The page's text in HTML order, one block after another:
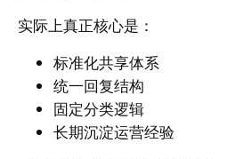
实际上真正核心是：
标准化共享体系
统一回复结构
固定分类逻辑
长期沉淀运营经验